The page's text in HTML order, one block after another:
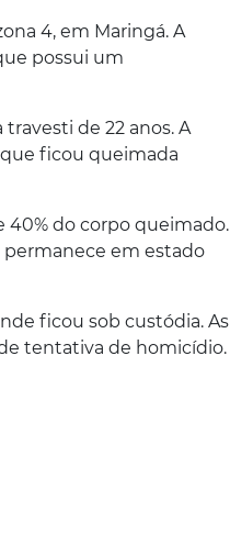
4, em Maringá. A
possui um
de 22 anos. A
ficou queimada
40% do corpo queimado.
em estado
ficou sob custódia. As
tentativa de homicídio.